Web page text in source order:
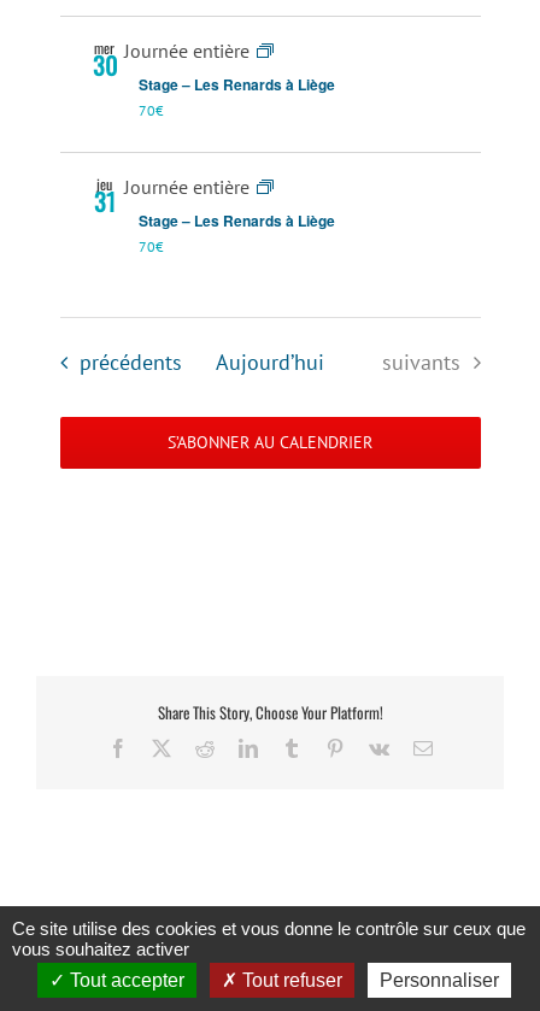
mer
30 Journée entière
Stage – Les Renards à Liège
70€
jeu
31 Journée entière
Stage – Les Renards à Liège
70€
Évènements
précédents Aujourd’hui Évènements
suivants
S’ABONNER AU CALENDRIER
Share This Story, Choose Your Platform!
Facebook RedditLinkedInTumblr Pinterest
Vk Email
Copyright 2023 |Solidaris Wallonie|Mentions légales et politique de
confidentialité
Ce site utilise des cookies et vous donne le contrôle sur ceux que
vous souhaitez activer
Tout accepter
Tout refuser Personnaliser